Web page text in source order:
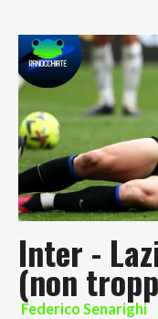
Inter -
(non
Federico Senarighi